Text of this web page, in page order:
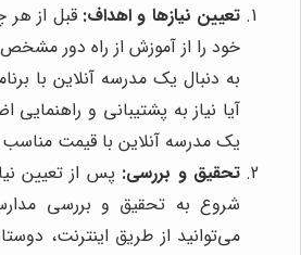
تعیین نیازها و اهداف: قبل از هر
خود را از آموزش از راه دور مشخص
به دنبال یک مدرسه آنلاین با
آیا نیاز به پشتیبانی و راهنمایی
یک مدرسه آنلاین با قیمت
تحقیق و بررسی: پس از تعیین
شروع به تحقیق و بررسی
می‌توانید از طریق اینترنت،